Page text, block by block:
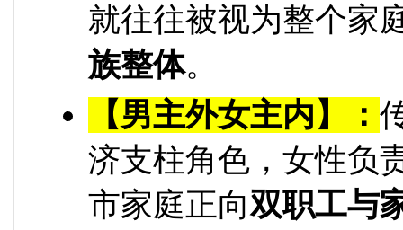
就往往被视为整个家
族整体。
【男主外女主内】：
济支柱角色，女性负
市家庭正向双职工与